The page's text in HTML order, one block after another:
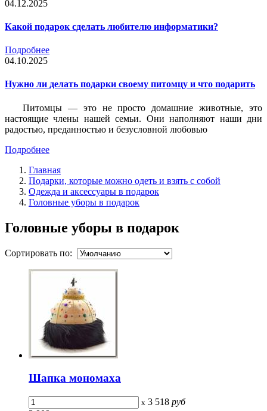
04.12.2025
Какой подарок сделать любителю информатики?
Подробнее
04.10.2025
Нужно ли делать подарки своему питомцу и что подарить
Питомцы — это не просто домашние животные, это
настоящие члены нашей семьи. Они наполняют наши дни
радостью, преданностью и безусловной любовью
Подробнее
Главная
Подарки, которые можно одеть и взять с собой
Одежда и аксессуары в подарок
Головные уборы в подарок
Головные уборы в подарок
Сортировать по:
Шапка мономаха
x 3 518 руб